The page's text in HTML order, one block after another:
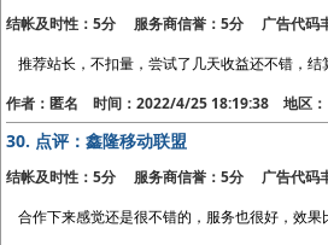
结帐及时性：5分 服务商信誉：5分 广告代码
推荐站长，不扣量，尝试了几天收益还不错，
作者：匿名 时间：2022/4/25 18:19:38 地区：
30. 点评：鑫隆移动联盟
结帐及时性：5分 服务商信誉：5分 广告代码
合作下来感觉还是很不错的，服务也很好，效